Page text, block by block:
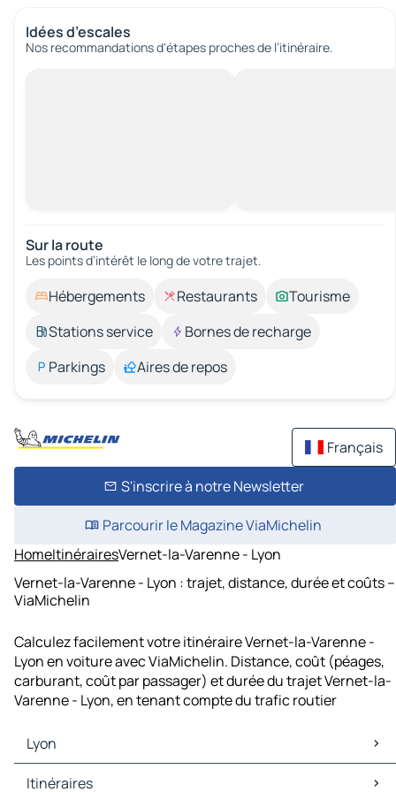
Idées d’escales
Nos recommandations d'étapes proches de l’itinéraire.
Sur la route
Les points d’intérêt le long de votre trajet.
Hébergements Restaurants
Tourisme
Stations service
Bornes de recharge
Parkings
Aires de repos
Français
S'inscrire à notre Newsletter
Parcourir le Magazine ViaMichelin
HomeItinérairesVernet-la-Varenne - Lyon
Vernet-la-Varenne - Lyon : trajet, distance, durée et coûts –
ViaMichelin
Calculez facilement votre itinéraire Vernet-la-Varenne -
Lyon en voiture avec ViaMichelin. Distance, coût (péages,
carburant, coût par passager) et durée du trajet Vernet-la-
Varenne - Lyon, en tenant compte du trafic routier
Lyon
Lyon Cartes et plans
Itinéraires